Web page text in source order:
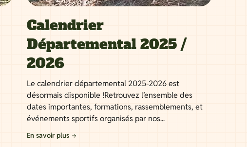
Calendrier
Départemental 2025 /
2026
Le calendrier départemental 2025-2026 est
désormais disponible !Retrouvez l’ensemble des
dates importantes, formations, rassemblements, et
événements sportifs organisés par nos...
En savoir plus